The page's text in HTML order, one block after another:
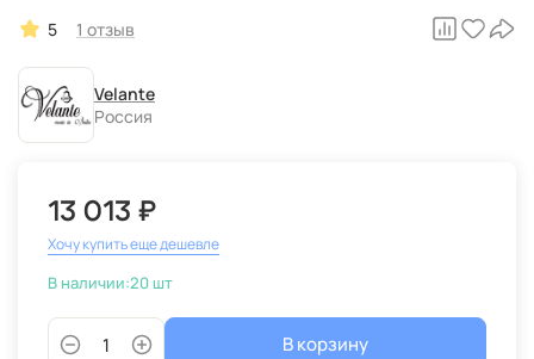
5 1 отзыв
Velante
Россия
13 013 ₽
Хочу купить еще дешевле
В наличии:20 шт
В корзину